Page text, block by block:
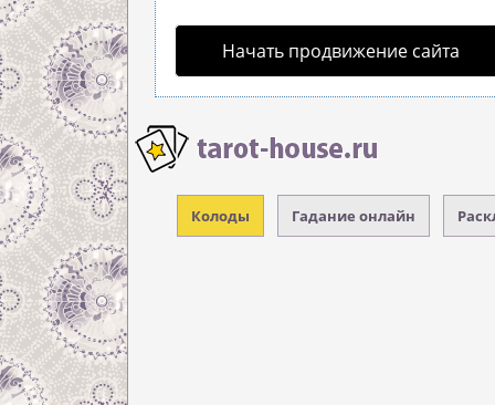
Начать продвижение сайта
Колоды Гадание онлайн